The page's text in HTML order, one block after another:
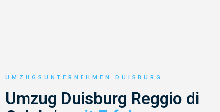
UMZUGSUNTERNEHMEN DUISBURG
Umzug Duisburg Reggio di